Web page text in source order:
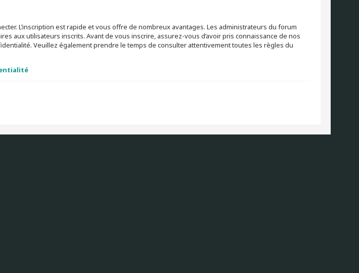
L’inscription est rapide et vous offre de nombreux avantages. Les administrateurs du forum
aux utilisateurs inscrits. Avant de vous inscrire, assurez-vous d’avoir pris connaissance de nos
Veuillez également prendre le temps de consulter attentivement toutes les règles du